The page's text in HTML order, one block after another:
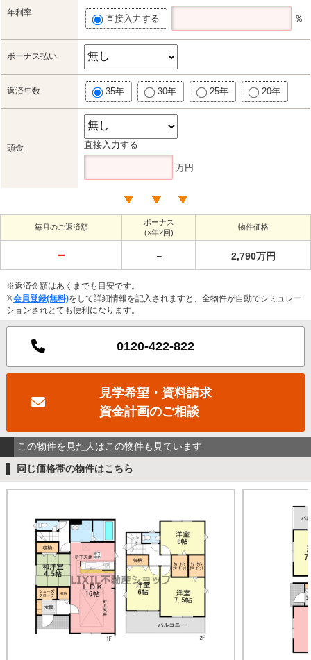
年利率
直接入力する ％
ボーナス払い
返済年数 35年 30年 25年 20年
頭金 直接入力する
万円
毎月のご返済額
ボーナス
(×年2回)
物件価格
－ － 2,790万円
※返済金額はあくまでも目安です。
※会員登録(無料)をして詳細情報を記入されますと、全物件が自動でシミュレー
ションされとても便利になります。
0120-422-822
見学希望・資料請求
資金計画のご相談
この物件を見た人はこの物件も見ています
同じ価格帯の物件はこちら